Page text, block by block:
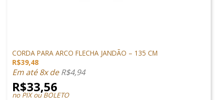
CORDA PARA ARCO FLECHA JANDÃO – 135 CM
R$39,48
Em até 8x deR$4,94
R$33,56
no PIX ou BOLETO